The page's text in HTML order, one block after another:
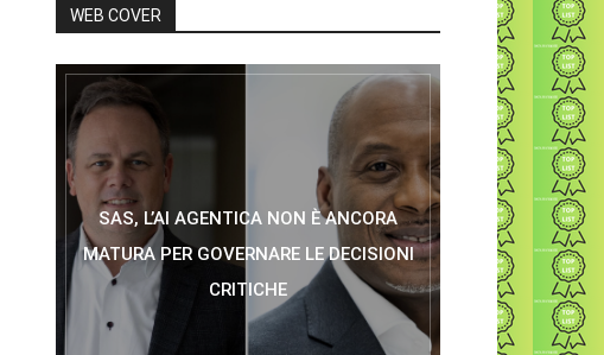
WEB COVER
SAS, L’AI AGENTICA NON È ANCORA
MATURA PER GOVERNARE LE DECISIONI
CRITICHE